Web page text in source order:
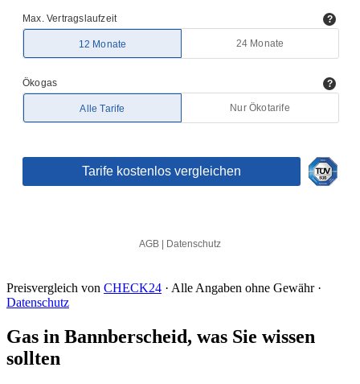
Preisvergleich von CHECK24 · Alle Angaben ohne Gewähr ·
Datenschutz
Gas in Bannberscheid, was Sie wissen
sollten